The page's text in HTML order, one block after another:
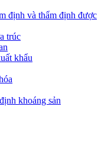
định và thẩm định được
trúc
khẩu
khoáng sản